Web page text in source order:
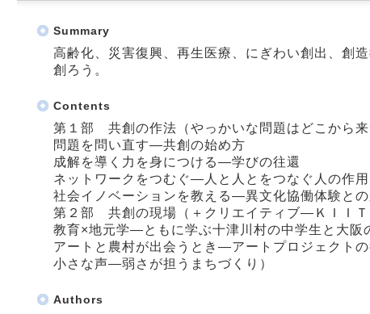
Summary
高齢化、災害復興、再生医療、にぎわい創出、創
創ろう。
Contents
第１部 共創の作法（やっかいな問題はどこから
問題を問い直す―共創の始め方
成解を導く力を身につける―学びの往還
ネットワークをつむぐ―人と人とをつなぐ人の作用
社会イノベーションを教える―異文化協働体験との
第２部 共創の現場（＋クリエイティブ―ＫＩＩＴ
教育×地元学―ともに学ぶ十津川村の中学生と大阪
アートと農村が出会うとき―アートプロジェクトの
小さな声―弱さが担うまちづくり）
Authors